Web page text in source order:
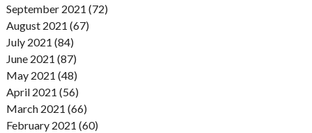
September 2021 (72)
August 2021 (67)
July 2021 (84)
June 2021 (87)
May 2021 (48)
April 2021 (56)
March 2021 (66)
February 2021 (60)